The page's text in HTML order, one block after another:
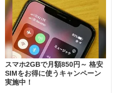
スマホ2GBで月額850円～ 格安
SIMをお得に使うキャンペーン
実施中！